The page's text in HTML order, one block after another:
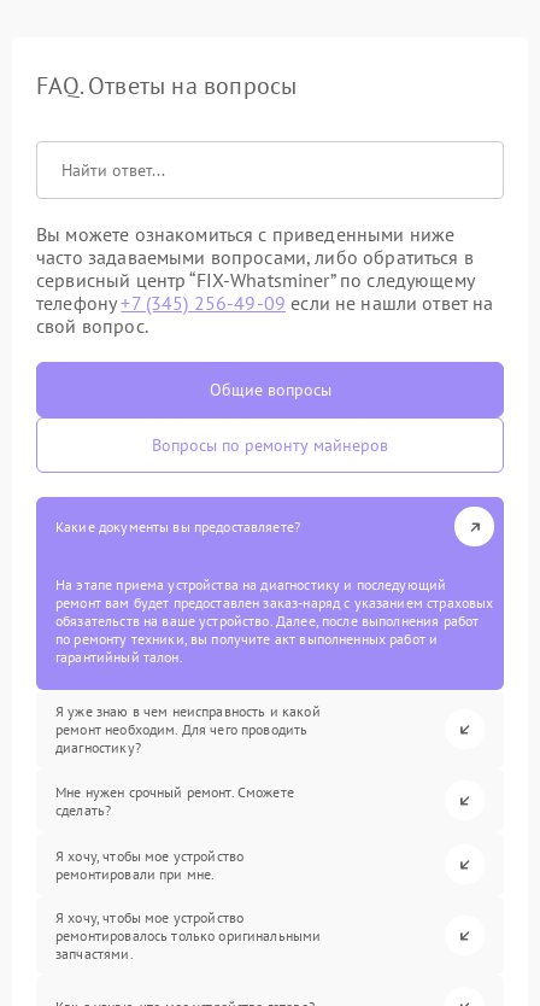
FAQ. Ответы на вопросы
Вы можете ознакомиться с приведенными ниже
часто задаваемыми вопросами, либо обратиться в
сервисный центр “FIX-Whatsminer” по следующему
телефону+7 (345) 256-49-09 если не нашли ответ на
свой вопрос.
Общие вопросы
Вопросы по ремонту майнеров
Какие документы вы предоставляете?
На этапе приема устройства на диагностику и последующий
ремонт вам будет предоставлен заказ-наряд с указанием страховых
обязательств на ваше устройство. Далее, после выполнения работ
по ремонту техники, вы получите акт выполненных работ и
гарантийный талон.
Я уже знаю в чем неисправность и какой
ремонт необходим. Для чего проводить
диагностику?
Мне нужен срочный ремонт. Сможете
сделать?
Я хочу, чтобы мое устройство
ремонтировали при мне.
Я хочу, чтобы мое устройство
ремонтировалось только оригинальными
запчастями.